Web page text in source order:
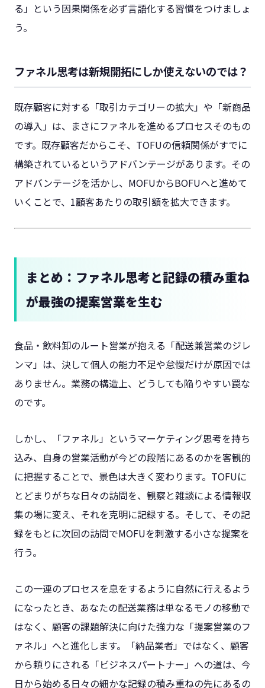
る」という因果関係を必ず言語化する習慣をつけましょ
う。
ファネル思考は新規開拓にしか使えないのでは？
既存顧客に対する「取引カテゴリーの拡大」や「新商品
の導入」は、まさにファネルを進めるプロセスそのもの
です。既存顧客だからこそ、TOFUの信頼関係がすでに
構築されているというアドバンテージがあります。その
アドバンテージを活かし、MOFUからBOFUへと進めて
いくことで、1顧客あたりの取引額を拡大できます。
まとめ：ファネル思考と記録の積み重ね
が最強の提案営業を生む
食品・飲料卸のルート営業が抱える「配送兼営業のジレ
ンマ」は、決して個人の能力不足や怠慢だけが原因では
ありません。業務の構造上、どうしても陥りやすい罠な
のです。
しかし、「ファネル」というマーケティング思考を持ち
込み、自身の営業活動が今どの段階にあるのかを客観的
に把握することで、景色は大きく変わります。TOFUに
とどまりがちな日々の訪問を、観察と雑談による情報収
集の場に変え、それを克明に記録する。そして、その記
録をもとに次回の訪問でMOFUを刺激する小さな提案を
行う。
この一連のプロセスを息をするように自然に行えるよう
になったとき、あなたの配送業務は単なるモノの移動で
はなく、顧客の課題解決に向けた強力な「提案営業のフ
ァネル」へと進化します。「納品業者」ではなく、顧客
から頼りにされる「ビジネスパートナー」への道は、今
日から始める日々の細かな記録の積み重ねの先にあるの